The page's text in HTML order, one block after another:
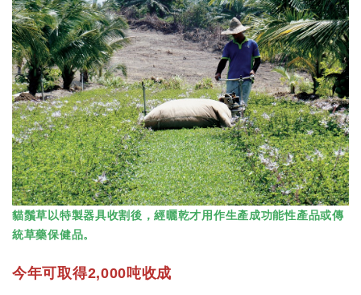
貓鬚草以特製器具收割後，經曬乾才用作生產成功能性產品或傳
統草藥保健品。
今年可取得2,000吨收成